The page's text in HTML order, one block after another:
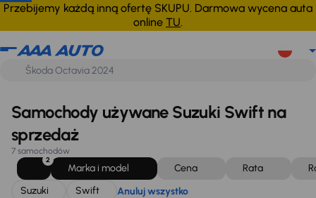
Przebijemy każdą inną ofertę SKUPU. Darmowa wycena auta
online TU.
Suzuki Swift Anuluj wszystko
Samochody używane Suzuki Swift na
sprzedaż
7 samochodów
2
Marka i model Cena Rata
Suzuki
Swift Anuluj wszystko